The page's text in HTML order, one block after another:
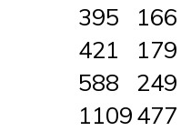
395
166
421
179
588
249
1109477